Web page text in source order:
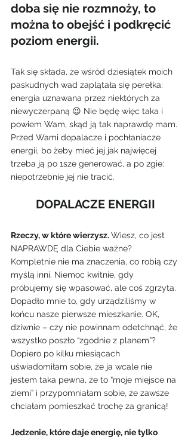
doba się nie rozmnoży, to
można to obejść i podkręcić
poziom energii.
Tak się składa, że wśród dziesiątek moich
paskudnych wad zaplątała się perełka:
energia uznawana przez niektórych za
niewyczerpaną 😉 Nie będę więc taka i
powiem Wam, skąd ją tak naprawdę mam.
Przed Wami dopalacze i pochłaniacze
energii, bo żeby mieć jej jak najwięcej
trzeba ją po 1sze generować, a po 2gie:
niepotrzebnie jej nie tracić.
DOPALACZE ENERGII
Rzeczy, w które wierzysz. Wiesz, co jest
NAPRAWDĘ dla Ciebie ważne?
Kompletnie nie ma znaczenia, co robią czy
myślą inni. Niemoc kwitnie, gdy
próbujemy się wpasować, ale coś zgrzyta.
Dopadło mnie to, gdy urządziliśmy w
końcu nasze pierwsze mieszkanie. OK,
dziwnie – czy nie powinnam odetchnąć, że
wszystko poszło “zgodnie z planem”?
Dopiero po kilku miesiącach
uświadomiłam sobie, że ja wcale nie
jestem taka pewna, że to “moje miejsce na
ziemi” i przypomniałam sobie, że zawsze
chciałam pomieszkać trochę za granicą!
Jedzenie, które daje energię, nie tylko